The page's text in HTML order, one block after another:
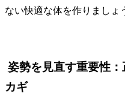
ない快適な体を作りましょ
姿勢を見直す重要性
カギ